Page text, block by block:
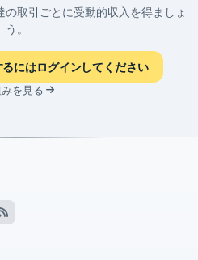
取引ごとに受動的収入を得ましょ
う。
にはログインしてください
を見る